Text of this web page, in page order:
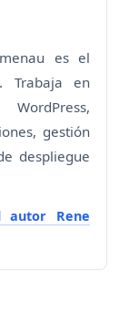
es el
. Trabaja en
gestión
despliegue
Rene